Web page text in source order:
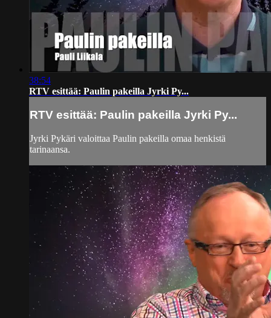
38:54
RTV esittää: Paulin pakeilla Jyrki Py...
RTV esittää: Paulin pakeilla Jyrki Py...
Jyrki Pykäri valoittaa Paulin pakeilla omaa henkistä
tarinaansa.